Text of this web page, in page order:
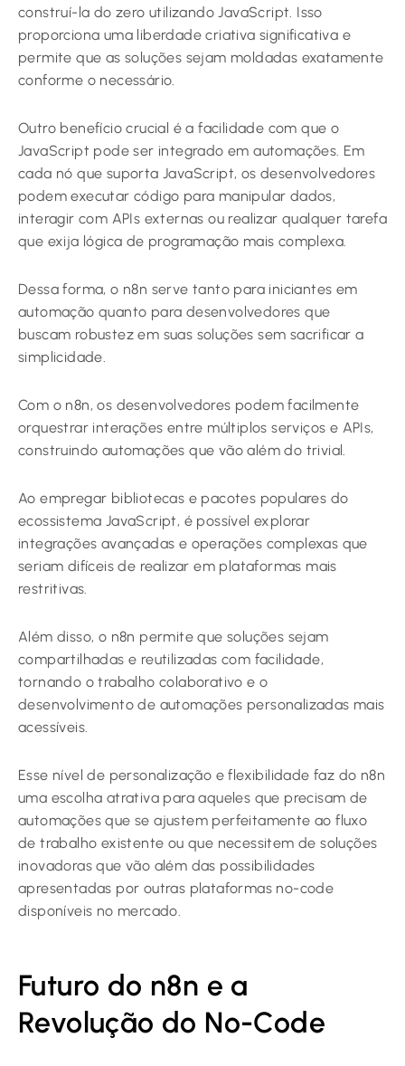
construí-la do zero utilizando JavaScript. Isso
proporciona uma liberdade criativa significativa e
permite que as soluções sejam moldadas exatamente
conforme o necessário.
Outro benefício crucial é a facilidade com que o
JavaScript pode ser integrado em automações. Em
cada nó que suporta JavaScript, os desenvolvedores
podem executar código para manipular dados,
interagir com APIs externas ou realizar qualquer tarefa
que exija lógica de programação mais complexa.
Dessa forma, o n8n serve tanto para iniciantes em
automação quanto para desenvolvedores que
buscam robustez em suas soluções sem sacrificar a
simplicidade.
Com o n8n, os desenvolvedores podem facilmente
orquestrar interações entre múltiplos serviços e APIs,
construindo automações que vão além do trivial.
Ao empregar bibliotecas e pacotes populares do
ecossistema JavaScript, é possível explorar
integrações avançadas e operações complexas que
seriam difíceis de realizar em plataformas mais
restritivas.
Além disso, o n8n permite que soluções sejam
compartilhadas e reutilizadas com facilidade,
tornando o trabalho colaborativo e o
desenvolvimento de automações personalizadas mais
acessíveis.
Esse nível de personalização e flexibilidade faz do n8n
uma escolha atrativa para aqueles que precisam de
automações que se ajustem perfeitamente ao fluxo
de trabalho existente ou que necessitem de soluções
inovadoras que vão além das possibilidades
apresentadas por outras plataformas no-code
disponíveis no mercado.
Futuro do n8n e a
Revolução do No-Code